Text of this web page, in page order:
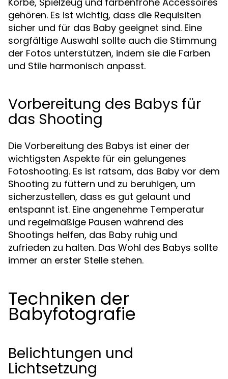
gehören. Es ist wichtig, dass die Requisiten
sicher und für das Baby geeignet sind. Eine
sorgfältige Auswahl sollte auch die Stimmung
der Fotos unterstützen, indem sie die Farben
und Stile harmonisch anpasst.
Vorbereitung des Babys für
das Shooting
Die Vorbereitung des Babys ist einer der
wichtigsten Aspekte für ein gelungenes
Fotoshooting. Es ist ratsam, das Baby vor dem
Shooting zu füttern und zu beruhigen, um
sicherzustellen, dass es gut gelaunt und
entspannt ist. Eine angenehme Temperatur
und regelmäßige Pausen während des
Shootings helfen, das Baby ruhig und
zufrieden zu halten. Das Wohl des Babys sollte
immer an erster Stelle stehen.
Techniken der
Babyfotografie
Belichtungen und
Lichtsetzung